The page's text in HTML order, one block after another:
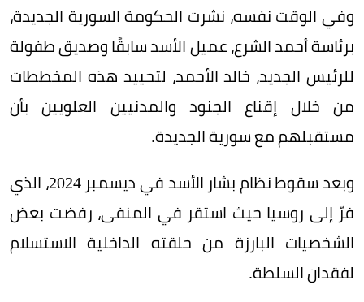
وفي الوقت نفسه، نشرت الحكومة السورية الجديدة،
برئاسة أحمد الشرع، عميل الأسد سابقًا وصديق طفولة
للرئيس الجديد، خالد الأحمد، لتحييد هذه المخططات
من خلال إقناع الجنود والمدنيين العلويين بأن
مستقبلهم مع سورية الجديدة.
وبعد سقوط نظام بشار الأسد في ديسمبر 2024، الذي
فرّ إلى روسيا حيث استقر في المنفى، رفضت بعض
الشخصيات البارزة من حلقته الداخلية الاستسلام
لفقدان السلطة.